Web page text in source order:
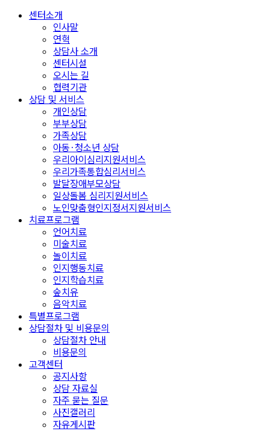
센터소개
인사말
연혁
상담사 소개
센터시설
오시는 길
협력기관
상담 및 서비스
개인상담
부부상담
가족상담
아동·청소년 상담
우리아이심리지원서비스
우리가족통합심리서비스
발달장애부모상담
일상돌봄 심리지원서비스
노인맞춤형인지정서지원서비스
치료프로그램
언어치료
미술치료
놀이치료
인지행동치료
인지학습치료
숲치유
음악치료
특별프로그램
상담절차 및 비용문의
상담절차 안내
비용문의
고객센터
공지사항
상담 자료실
자주 묻는 질문
사진갤러리
자유게시판